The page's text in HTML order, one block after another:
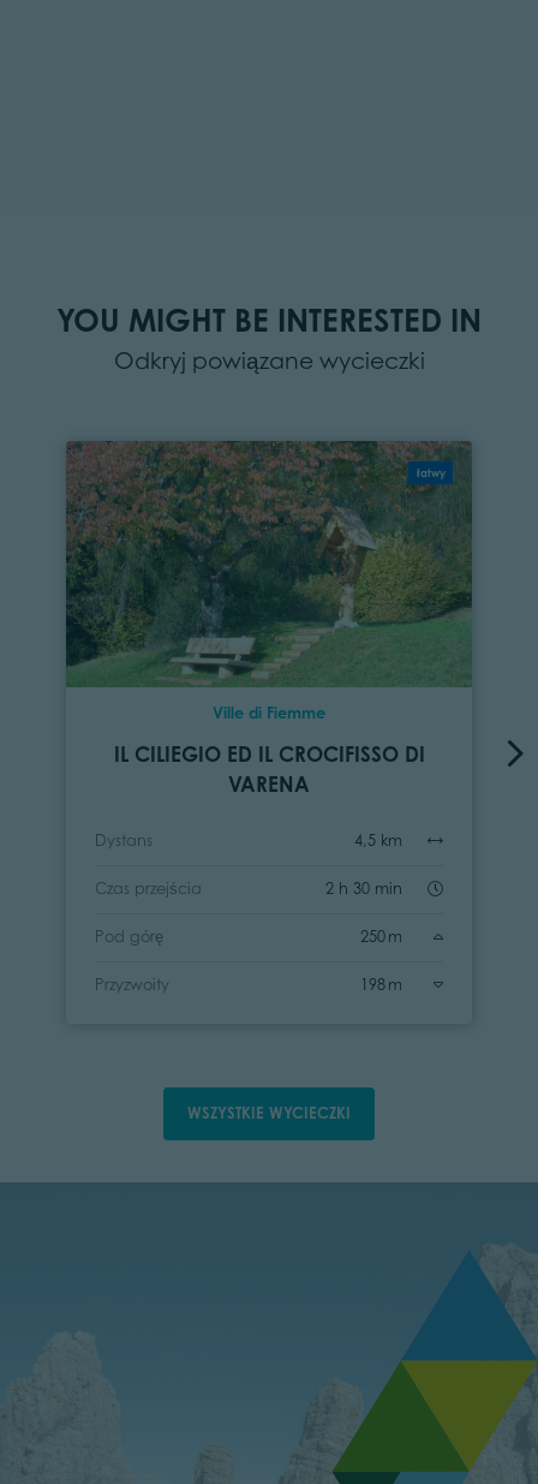
YOU MIGHT BE INTERESTED IN
Odkryj powiązane wycieczki
łatwy
Ville di Fiemme
IL CILIEGIO ED IL CROCIFISSO DI
VARENA
Dystans 4,5 km
Czas przejścia 2 h 30 min
Pod górę 250 m
Przyzwoity 198 m
WSZYSTKIE WYCIECZKI